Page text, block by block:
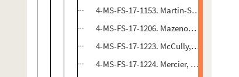
4-MS-FS-17-1153. Martin-Schmetz, Victor
4-MS-FS-17-1206. Mazenod, Lucien
4-MS-FS-17-1223. McCully, Marilyn
4-MS-FS-17-1224. Mercier, Alain